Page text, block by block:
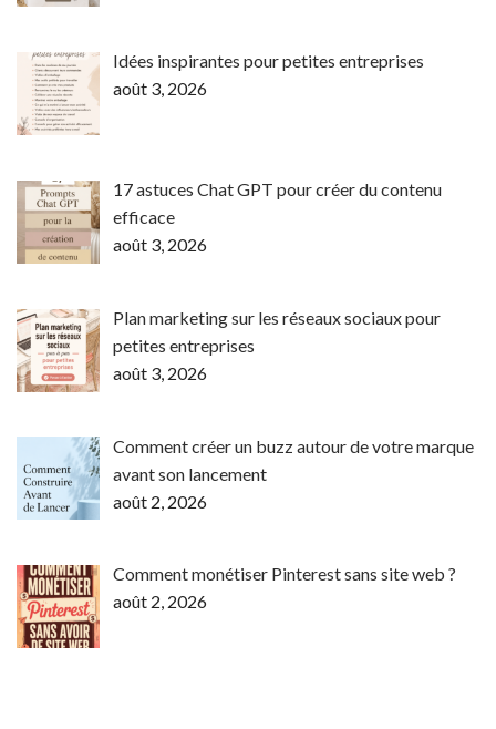
Idées inspirantes pour petites entreprises
août 3, 2026
17 astuces Chat GPT pour créer du contenu
efficace
août 3, 2026
Plan marketing sur les réseaux sociaux pour
petites entreprises
août 3, 2026
Comment créer un buzz autour de votre marque
avant son lancement
août 2, 2026
Comment monétiser Pinterest sans site web ?
août 2, 2026